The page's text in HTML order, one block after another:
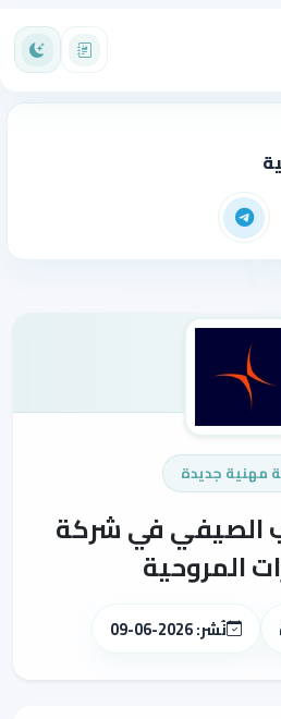
مهنية جديدة
الصيفي في شركة
المروحية
نُشر: 2026-06-09